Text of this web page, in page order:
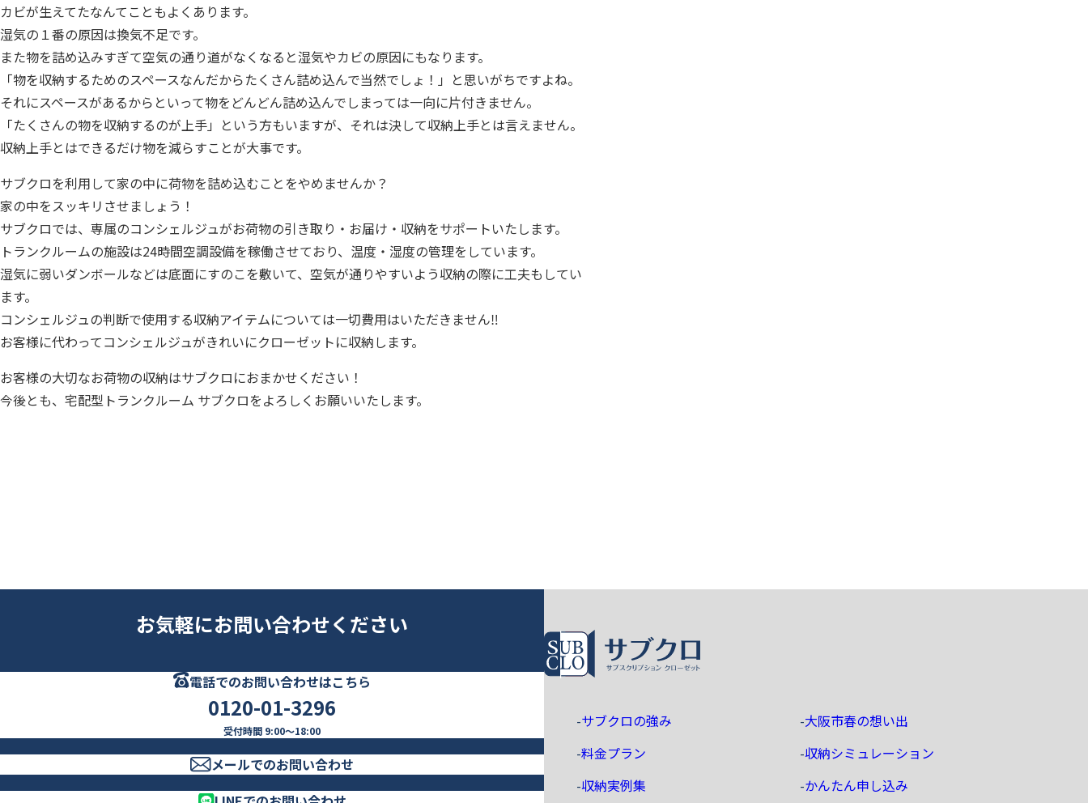
カビが生えてたなんてこともよくあります。
湿気の１番の原因は換気不足です。
また物を詰め込みすぎて空気の通り道がなくなると湿気やカビの原因にもなります。
「物を収納するためのスペースなんだからたくさん詰め込んで当然でしょ！」と思いがちですよね。
それにスペースがあるからといって物をどんどん詰め込んでしまっては一向に片付きません。
「たくさんの物を収納するのが上手」という方もいますが、それは決して収納上手とは言えません。
収納上手とはできるだけ物を減らすことが大事です。
サブクロを利用して家の中に荷物を詰め込むことをやめませんか？
家の中をスッキリさせましょう！
サブクロでは、専属のコンシェルジュがお荷物の引き取り・お届け・収納をサポートいたします。
トランクルームの施設は24時間空調設備を稼働させており、温度・湿度の管理をしています。
湿気に弱いダンボールなどは底面にすのこを敷いて、空気が通りやすいよう収納の際に工夫もしてい
ます。
コンシェルジュの判断で使用する収納アイテムについては一切費用はいただきません‼
お客様に代わってコンシェルジュがきれいにクローゼットに収納します。
お客様の大切なお荷物の収納はサブクロにおまかせください！
今後とも、宅配型トランクルーム サブクロをよろしくお願いいたします。
お気軽にお問い合わせください
電話でのお問い合わせはこちら
0120-01-3296
受付時間 9:00～18:00
メールでのお問い合わせ
サブクロの強み
料金プラン
収納実例集
大阪市春の想い出
収納シミュレーション
かんたん申し込み